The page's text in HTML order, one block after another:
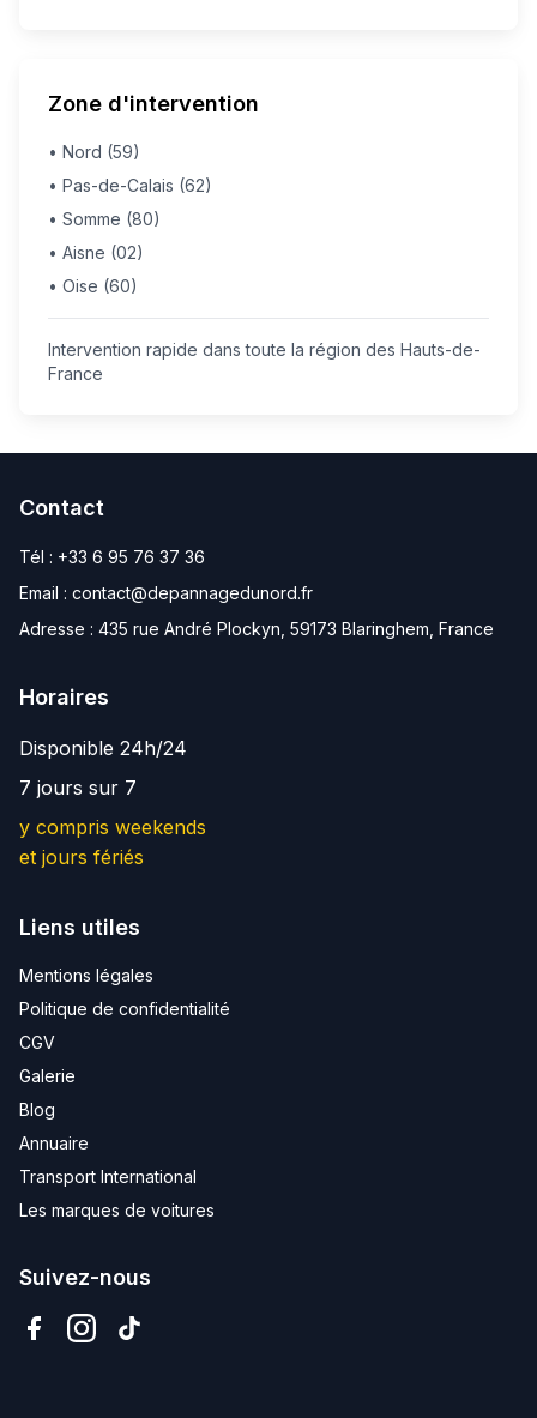
Zone d'intervention
• Nord (59)
• Pas-de-Calais (62)
• Somme (80)
• Aisne (02)
• Oise (60)
Intervention rapide dans toute la région des Hauts-de-
France
Contact
Tél : +33 6 95 76 37 36
Email : contact@depannagedunord.fr
Adresse : 435 rue André Plockyn, 59173 Blaringhem, France
Horaires
Disponible 24h/24
7 jours sur 7
y compris weekends
et jours fériés
Liens utiles
Mentions légales
Politique de confidentialité
CGV
Galerie
Blog
Annuaire
Transport International
Les marques de voitures
Suivez-nous